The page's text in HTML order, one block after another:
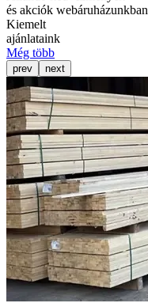
és akciók webáruházunkban
Kiemelt
ajánlataink
Még több
prev next